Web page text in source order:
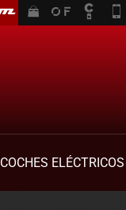
COCHES ELÉCTRICOS